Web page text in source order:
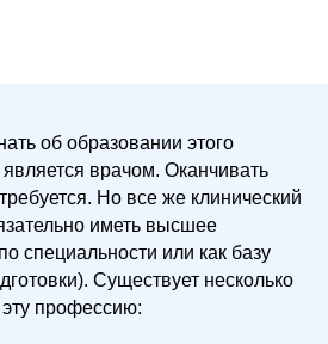
об образовании этого
врачом. Оканчивать
Но все же клинический
иметь высшее
специальности или как базу
Существует несколько
профессию: